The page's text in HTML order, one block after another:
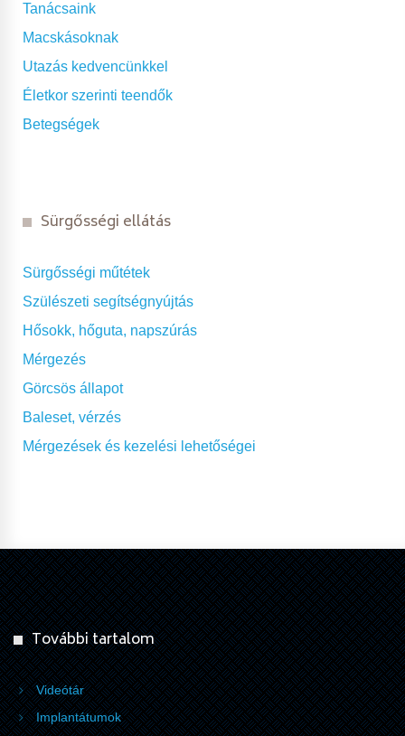
Tanácsaink
Macskásoknak
Utazás kedvencünkkel
Életkor szerinti teendők
Betegségek
Sürgősségi ellátás
Sürgősségi műtétek
Szülészeti segítségnyújtás
Hősokk, hőguta, napszúrás
Mérgezés
Görcsös állapot
Baleset, vérzés
Mérgezések és kezelési lehetőségei
További tartalom
Videótár
Implantátumok